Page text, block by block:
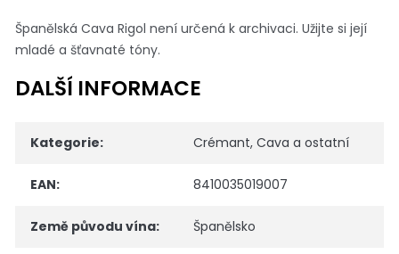
Španělská Cava Rigol není určená k archivaci. Užijte si její
mladé a šťavnaté tóny.
DALŠÍ INFORMACE
Kategorie: Crémant, Cava a ostatní
EAN: 8410035019007
Země původu vína: Španělsko